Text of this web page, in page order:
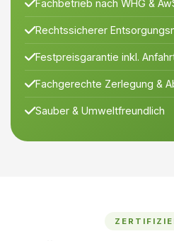
Fachbetrieb nach WHG &
Rechtssicherer
Festpreisgarantie inkl.
Fachgerechte Zerlegung &
Sauber & Umweltfreundlich